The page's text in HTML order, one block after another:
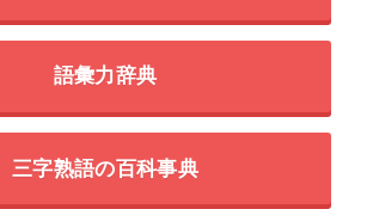
語彙力辞典
三字熟語の百科事典